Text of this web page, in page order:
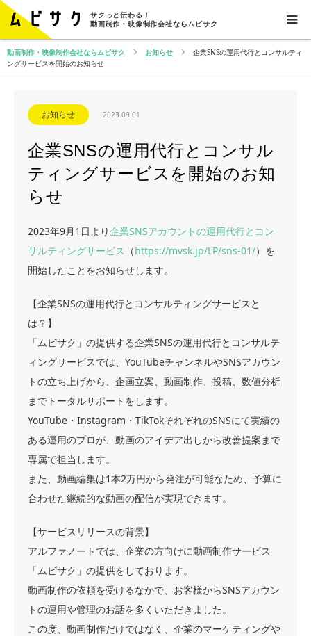
サクっと伝わる！
動画制作・映像制作会社ならムビサク
動画制作・映像制作会社ならムビサク お知らせ
企業SNSの運用代行とコンサルティ
ングサービスを開始のお知らせ
お知らせ 2023.09.01
企業SNSの運用代行とコンサル
ティングサービスを開始のお知
らせ
2023年9月1日より企業SNSアカウントの運用代行とコン
サルティングサービス （https://mvsk.jp/LP/sns-01/）を
開始したことをお知らせします。
【企業SNSの運用代行とコンサルティングサービスと
は？】
「ムビサク」の提供する企業SNSの運用代行とコンサルテ
ィングサービスでは、YouTubeチャンネルやSNSアカウン
トの立ち上げから、企画立案、動画制作、投稿、数値分析
までトータルサポートをします。
YouTube・Instagram・TikTokそれぞれのSNSにて実績の
ある運用のプロが、動画のアイデア出しから改善提案まで
専属で担当します。
また、動画編集は1本2万円から発注が可能なため、予算に
合わせた継続的な動画の配信が実現できます。
【サービスリリースの背景】
アルファノートでは、企業の方向けに動画制作サービス
「ムビサク」の提供をしております。
動画制作の依頼を受けるなかで、お客様からSNSアカウン
トの運用や管理のお話を多くいただきました。
この度、動画制作だけではなく、企業のマーケティングや